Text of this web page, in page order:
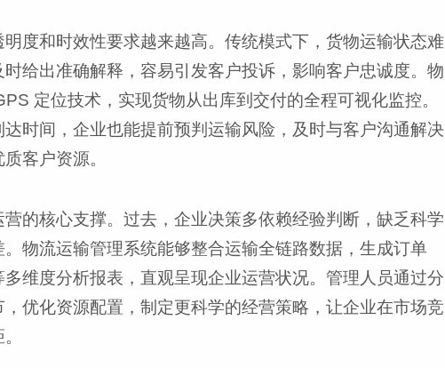
度和时效性要求越来越高。传统模式下，货物运输状态难
给出准确解释，容易引发客户投诉，影响客户忠诚度。物
定位技术，实现货物从出库到交付的全程可视化监控。
时间，企业也能提前预判运输风险，及时与客户沟通解决
客户资源。
的核心支撑。过去，企业决策多依赖经验判断，缺乏科学
物流运输管理系统能够整合运输全链路数据，生成订单
维度分析报表，直观呈现企业运营状况。管理人员通过分
优化资源配置，制定更科学的经营策略，让企业在市场竞